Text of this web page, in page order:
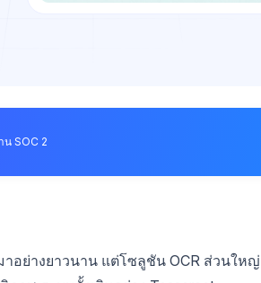
น SOC 2
อย่างยาวนาน แต่โซลูชัน OCR ส่วนใหญ่